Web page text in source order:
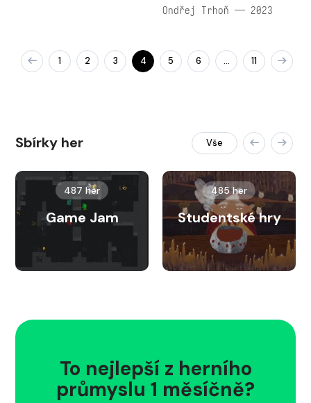
Ondřej Trhoň — 2023
1 2 3 4 5 6 … 11
Sbírky her Vše
487 her
Game Jam
485 her
Studentské hry
To nejlepší z herního
průmyslu 1 měsíčně?